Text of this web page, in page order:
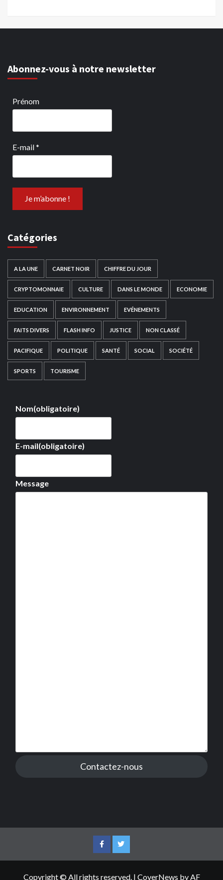
Abonnez-vous à notre newsletter
Prénom
E-mail*
Catégories
A LA UNE CARNET NOIR CHIFFRE DU JOUR
CRYPTOMONNAIE CULTURE DANS LE MONDE ECONOMIE
EDUCATION ENVIRONNEMENT EVÉNEMENTS
FAITS DIVERS FLASH INFO JUSTICE NON CLASSÉ
PACIFIQUE POLITIQUE SANTÉ SOCIAL SOCIÉTÉ
SPORTS TOURISME
Nom(obligatoire)
E-mail(obligatoire)
Message
Contactez-nous
FacebookTwitter
Copyright © All rights reserved. | CoverNews by AF